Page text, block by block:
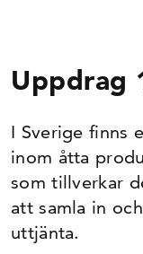
Uppdrag
I Sverige finns
inom åtta
som tillverkar
att samla in
uttjänta.